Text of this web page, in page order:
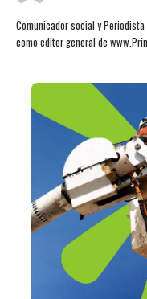
Comunicador social y
como editor general de